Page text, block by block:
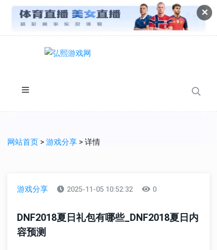
✕
网站首页 >游戏分享 > 详情
游戏分享 2025-11-05 10:52:32 0
DNF2018夏日礼包有哪些_DNF2018夏日内
容预测